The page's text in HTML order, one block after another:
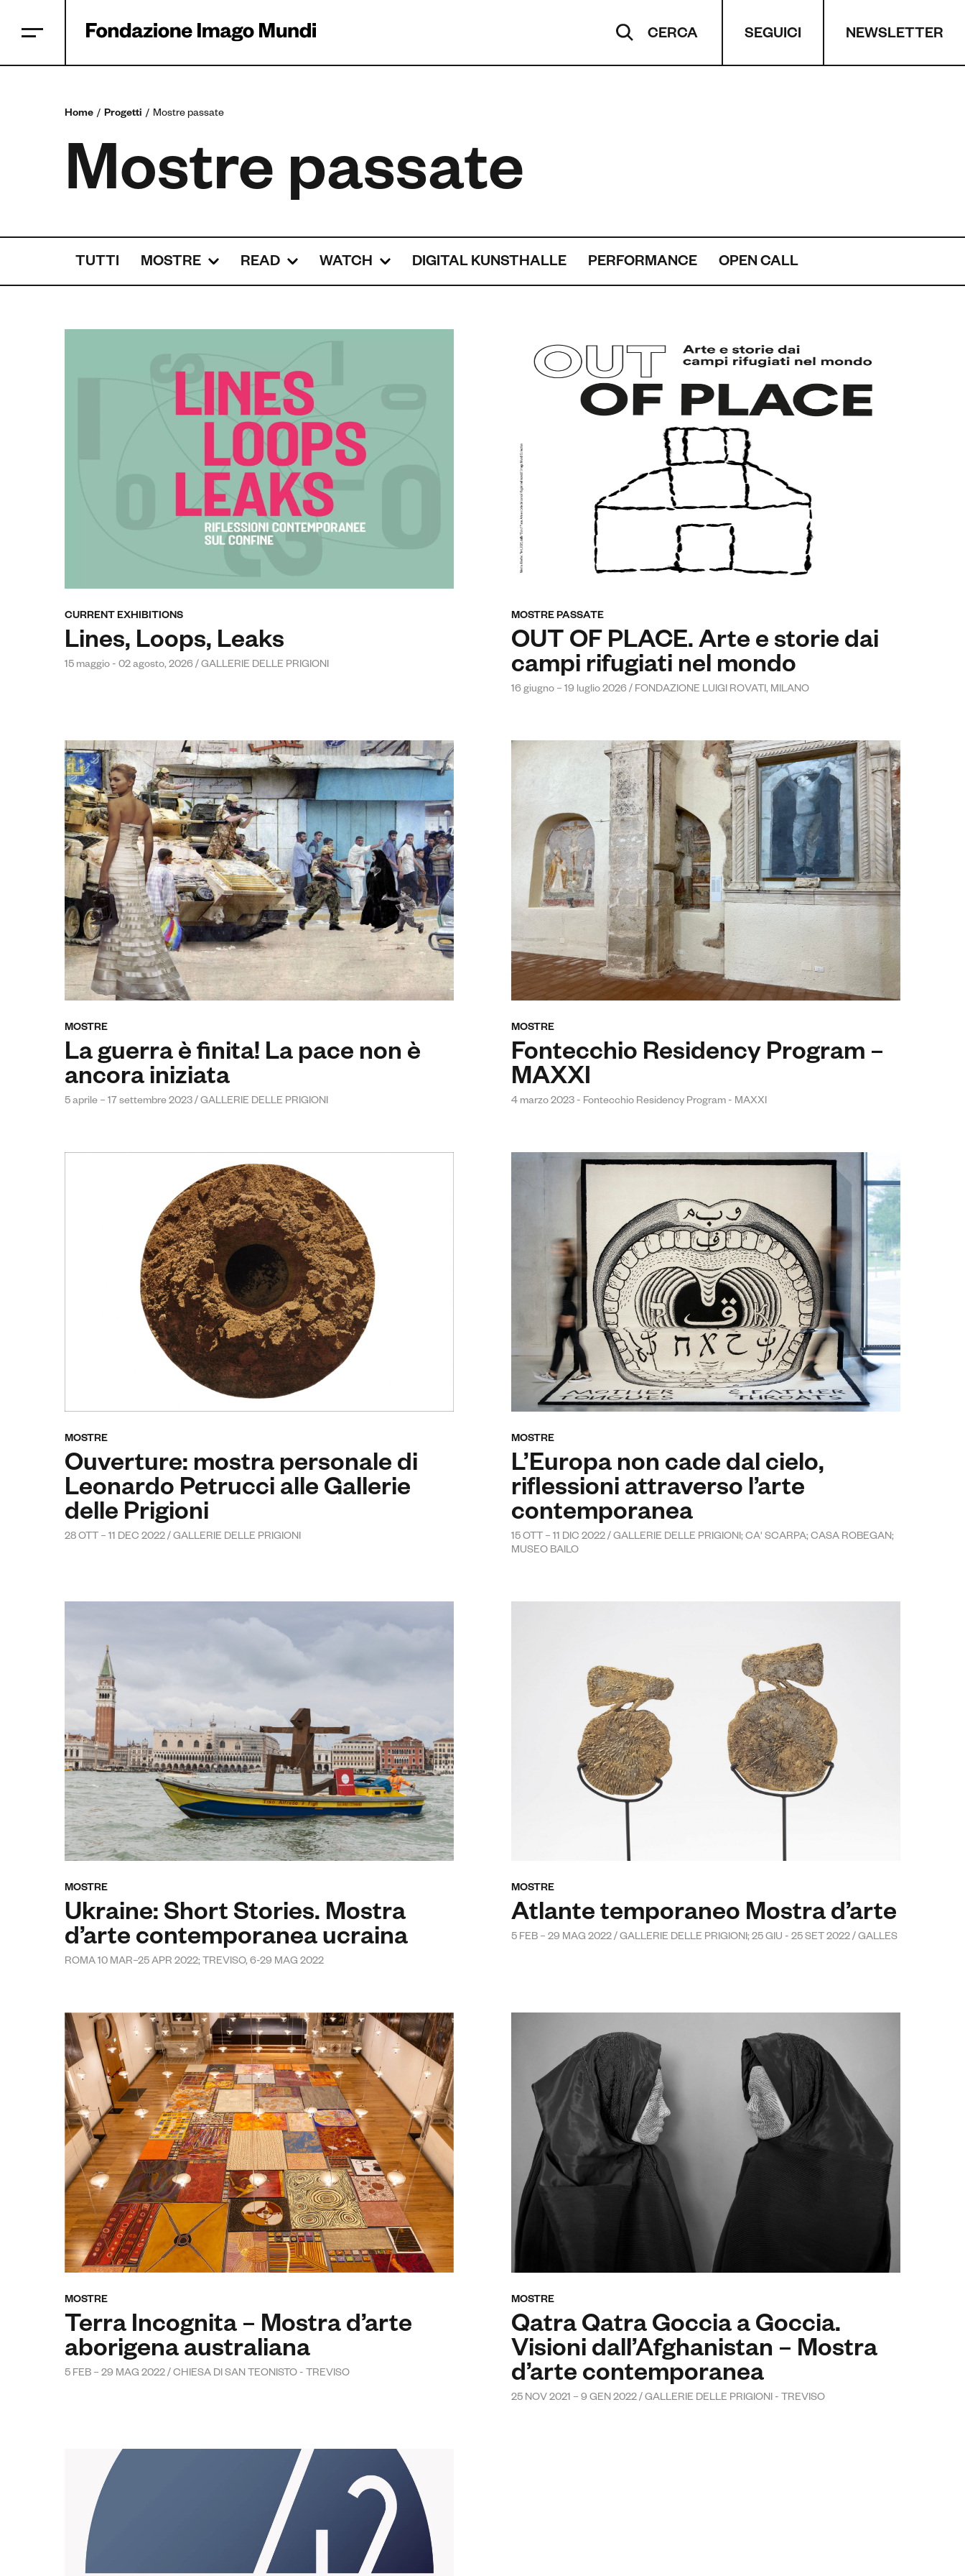
CERCA SEGUICI NEWSLETTER
Home Progetti Mostre passate
Mostre passate
TUTTI MOSTRE READ WATCH DIGITAL KUNSTHALLE PERFORMANCE OPEN CALL
CURRENT EXHIBITIONS
Lines, Loops, Leaks
15 maggio - 02 agosto, 2026 / GALLERIE DELLE PRIGIONI
MOSTRE PASSATE
OUT OF PLACE. Arte e storie dai
campi rifugiati nel mondo
16 giugno – 19 luglio 2026 / FONDAZIONE LUIGI ROVATI, MILANO
MOSTRE
La guerra è finita! La pace non è
ancora iniziata
5 aprile – 17 settembre 2023 / GALLERIE DELLE PRIGIONI
MOSTRE
Fontecchio Residency Program –
MAXXI
4 marzo 2023 - Fontecchio Residency Program - MAXXI
MOSTRE
Ouverture: mostra personale di
Leonardo Petrucci alle Gallerie
delle Prigioni
28 OTT – 11 DEC 2022 / GALLERIE DELLE PRIGIONI
MOSTRE
L’Europa non cade dal cielo,
riflessioni attraverso l’arte
contemporanea
15 OTT – 11 DIC 2022 / GALLERIE DELLE PRIGIONI; CA' SCARPA; CASA ROBEGAN;
MUSEO BAILO
MOSTRE
Ukraine: Short Stories. Mostra
d’arte contemporanea ucraina
ROMA 10 MAR–25 APR 2022; TREVISO, 6-29 MAG 2022
MOSTRE
Atlante temporaneo Mostra d’arte
5 FEB – 29 MAG 2022 / GALLERIE DELLE PRIGIONI; 25 GIU - 25 SET 2022 / GALLES
MOSTRE
Terra Incognita – Mostra d’arte
aborigena australiana
5 FEB – 29 MAG 2022 / CHIESA DI SAN TEONISTO - TREVISO
MOSTRE
Qatra Qatra Goccia a Goccia.
Visioni dall’Afghanistan – Mostra
d’arte contemporanea
25 NOV 2021 – 9 GEN 2022 / GALLERIE DELLE PRIGIONI - TREVISO